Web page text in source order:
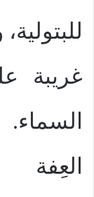
غريبة
السماء.
العِفة